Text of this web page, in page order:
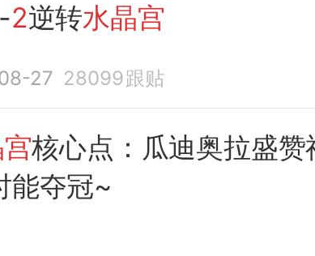
2逆转水晶宫
27 28099跟贴
核心点：瓜迪奥拉盛赞
能夺冠~